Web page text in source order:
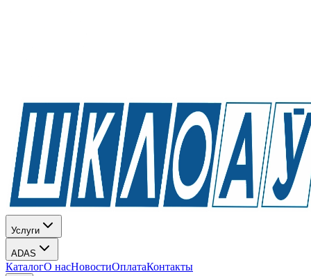
Услуги
ADAS
КаталогО насНовостиОплатаКонтакты